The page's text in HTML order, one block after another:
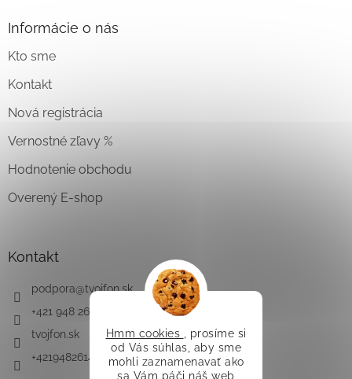
Hmm cookies
, prosíme si
od Vás súhlas, aby sme
mohli zaznamenavať ako
sa Vám páči náš web
Informácie o nás
Kto sme
Kontakt
Nová registrácia
Vernostné zľavy %
Hodnotenie obchodu
Overený E-shop
Kontakt
podpora@tvojfon.sk
+421 948 261 491
tvojfon.sk
+421948261491